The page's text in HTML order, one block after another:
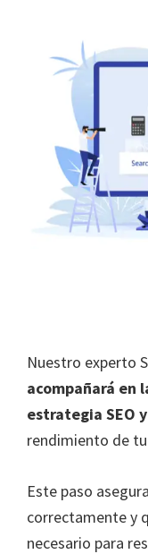
Nuestro experto
acompañará en
estrategia SEO
rendimiento de
Este paso
correctamente y
necesario para